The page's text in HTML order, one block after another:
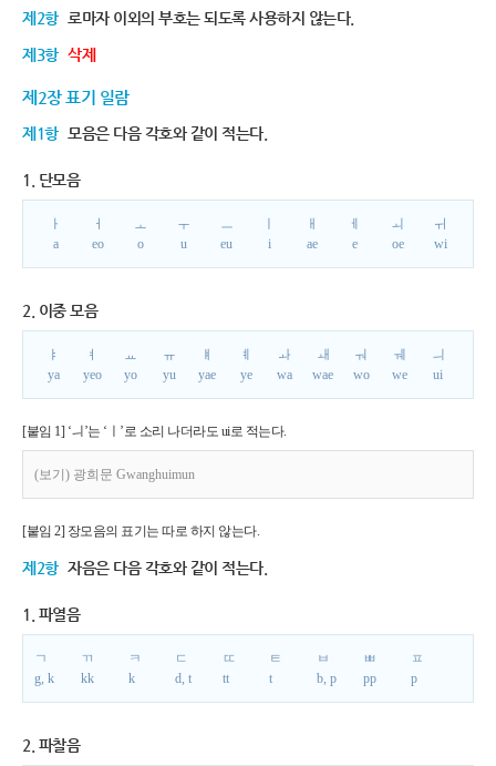
제2항 로마자 이외의 부호는 되도록 사용하지 않는다.
제3항 삭제
제2장 표기 일람
제1항 모음은 다음 각호와 같이 적는다.
1. 단모음
ㅏ
a
ㅓ
eo
ㅗ
o
ㅜ
u
ㅡ
eu
i
ㅐ
ae
ㅔ
e
ㅚ
oe
ㅟ
wi
2. 이중 모음
ㅑ
ya
ㅕ
yeo
ㅛ
yo
ㅠ
yu
ㅒ
yae
ㅖ
ye
ㅘ
wa
ㅙ
wae
ㅝ
wo
ㅞ
we
ㅢ
ui
[붙임 1] ‘ㅢ’는 ‘ㅣ’로 소리 나더라도 ui로 적는다.
(보기) 광희문 Gwanghuimun
[붙임 2] 장모음의 표기는 따로 하지 않는다.
제2항 자음은 다음 각호와 같이 적는다.
1. 파열음
ㄱ
g, k
ㄲ
kk
ㅋ
k
ㄷ
d, t
ㄸ
tt
ㅌ
t
ㅂ
b, p
ㅃ
pp
ㅍ
p
2. 파찰음